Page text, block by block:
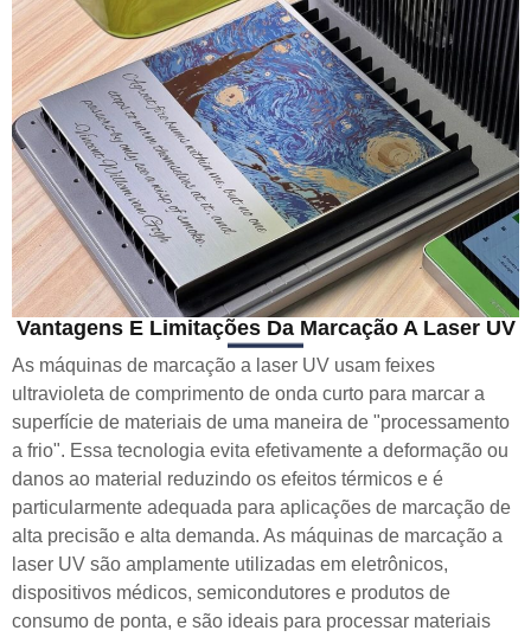
Vantagens E Limitações Da Marcação A Laser UV
As máquinas de marcação a laser UV usam feixes
ultravioleta de comprimento de onda curto para marcar a
superfície de materiais de uma maneira de "processamento
a frio". Essa tecnologia evita efetivamente a deformação ou
danos ao material reduzindo os efeitos térmicos e é
particularmente adequada para aplicações de marcação de
alta precisão e alta demanda. As máquinas de marcação a
laser UV são amplamente utilizadas em eletrônicos,
dispositivos médicos, semicondutores e produtos de
consumo de ponta, e são ideais para processar materiais